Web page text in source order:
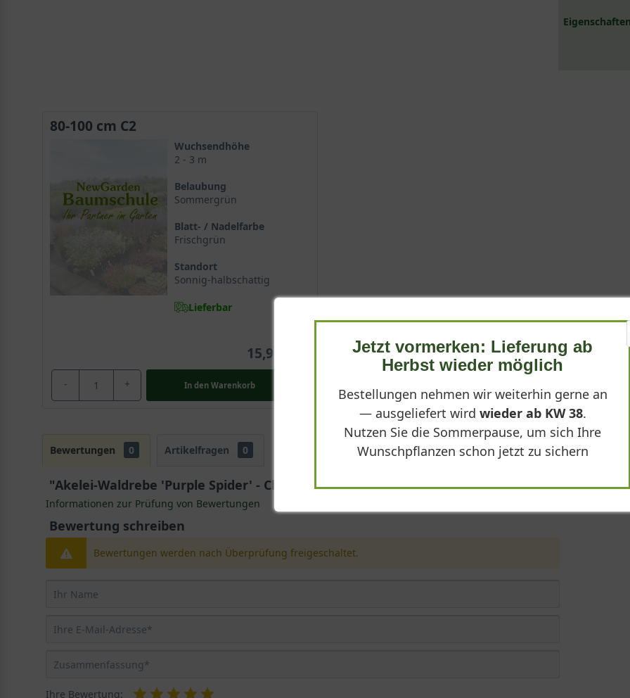
80-100 cm C2
Wuchsendhöhe
2 - 3 m
Belaubung
Sommergrün
Blatt- / Nadelfarbe
Frischgrün
Standort
Sonnig-halbschattig
Lieferbar
15,90 €
- + In den Warenkorb
Bewertungen 0 Artikelfragen 0
"Akelei-Waldrebe 'Purple Spider' - Clematis macropetala 'Purple Spider'"
Informationen zur Prüfung von Bewertungen
Bewertung schreiben
Bewertungen werden nach Überprüfung freigeschaltet.
Ihre Bewertung:
Jetzt vormerken: Lieferung ab
Herbst wieder möglich
Bestellungen nehmen wir weiterhin gerne an
— ausgeliefert wird wieder ab KW 38.
Nutzen Sie die Sommerpause, um sich Ihre
Wunschpflanzen schon jetzt zu sichern